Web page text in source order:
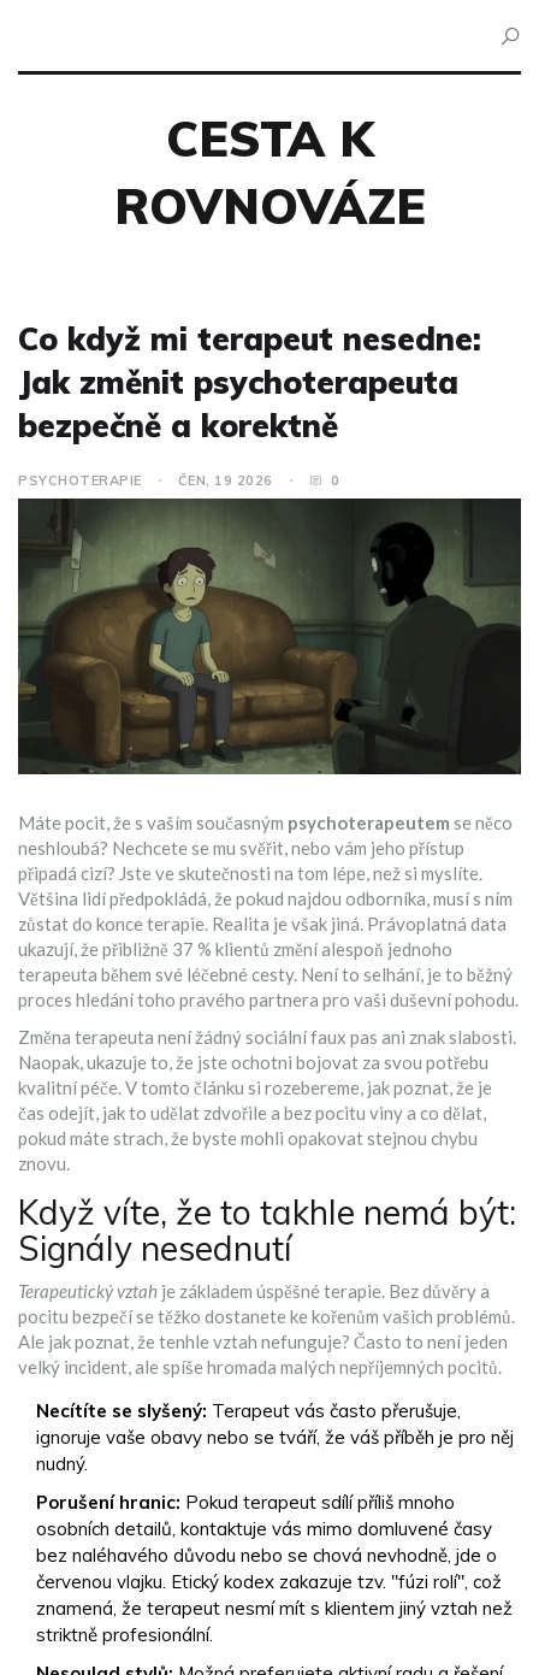
CESTA K
ROVNOVÁZE
Co když mi terapeut nesedne:
Jak změnit psychoterapeuta
bezpečně a korektně
PSYCHOTERAPIE ČEN, 19 2026 0
Máte pocit, že s vaším současným psychoterapeutem se něco
neshloubá? Nechcete se mu svěřit, nebo vám jeho přístup
připadá cizí? Jste ve skutečnosti na tom lépe, než si myslíte.
Většina lidí předpokládá, že pokud najdou odborníka, musí s ním
zůstat do konce terapie. Realita je však jiná. Právoplatná data
ukazují, že přibližně 37 % klientů změní alespoň jednoho
terapeuta během své léčebné cesty. Není to selhání, je to běžný
proces hledání toho pravého partnera pro vaši duševní pohodu.
Změna terapeuta není žádný sociální faux pas ani znak slabosti.
Naopak, ukazuje to, že jste ochotni bojovat za svou potřebu
kvalitní péče. V tomto článku si rozebereme, jak poznat, že je
čas odejít, jak to udělat zdvořile a bez pocitu viny a co dělat,
pokud máte strach, že byste mohli opakovat stejnou chybu
znovu.
Když víte, že to takhle nemá být:
Signály nesednutí
Terapeutický vztah je základem úspěšné terapie. Bez důvěry a
pocitu bezpečí se těžko dostanete ke kořenům vašich problémů.
Ale jak poznat, že tenhle vztah nefunguje? Často to není jeden
velký incident, ale spíše hromada malých nepříjemných pocitů.
Necítíte se slyšený: Terapeut vás často přerušuje,
ignoruje vaše obavy nebo se tváří, že váš příběh je pro něj
nudný.
Porušení hranic: Pokud terapeut sdílí příliš mnoho
osobních detailů, kontaktuje vás mimo domluvené časy
bez naléhavého důvodu nebo se chová nevhodně, jde o
červenou vlajku. Etický kodex zakazuje tzv. "fúzi rolí", což
znamená, že terapeut nesmí mít s klientem jiný vztah než
striktně profesionální.